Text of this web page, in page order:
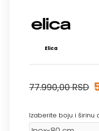
Elica
77.990,00 RSD
Izaberite boju i širinu